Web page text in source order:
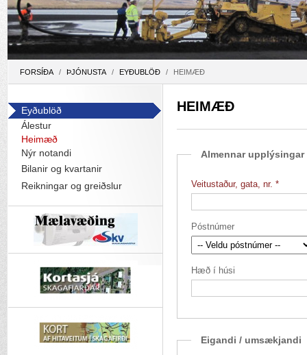
FORSÍÐA / ÞJÓNUSTA / EYÐUBLÖÐ / HEIMÆÐ
HEIMÆÐ
Almennar upplýsingar
Veitustaður, gata, nr.
Póstnúmer
Hæð í húsi
Eigandi / umsækjandi
Eyðublöð
Álestur
Heimæð
Nýr notandi
Bilanir og kvartanir
Reikningar og greiðslur